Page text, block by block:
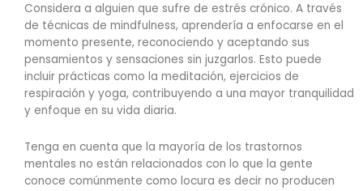
Considera a alguien que sufre de estrés crónico. A través
de técnicas de mindfulness, aprendería a enfocarse en el
momento presente, reconociendo y aceptando sus
pensamientos y sensaciones sin juzgarlos. Esto puede
incluir prácticas como la meditación, ejercicios de
respiración y yoga, contribuyendo a una mayor tranquilidad
y enfoque en su vida diaria.
Tenga en cuenta que la mayoría de los trastornos
mentales no están relacionados con lo que la gente
conoce comúnmente como locura es decir no producen